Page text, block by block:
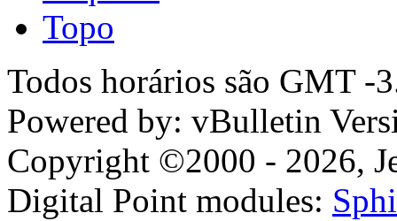
Topo
Todos horários são GMT -
Powered by: vBulletin
Copyright ©2000 - 2026,
Digital Point modules: